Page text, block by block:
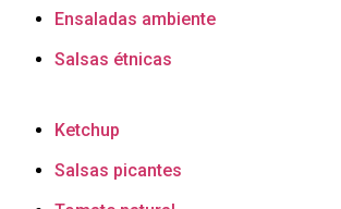
Ensaladas ambiente
Salsas étnicas
Ketchup
Salsas picantes